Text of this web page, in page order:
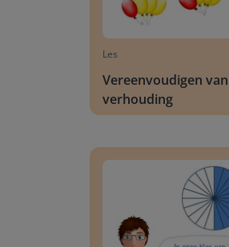
Les
Vereenvoudigen
verhouding